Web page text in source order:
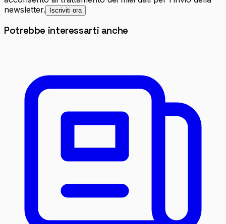
newsletter.
Iscriviti ora
Potrebbe interessarti anche